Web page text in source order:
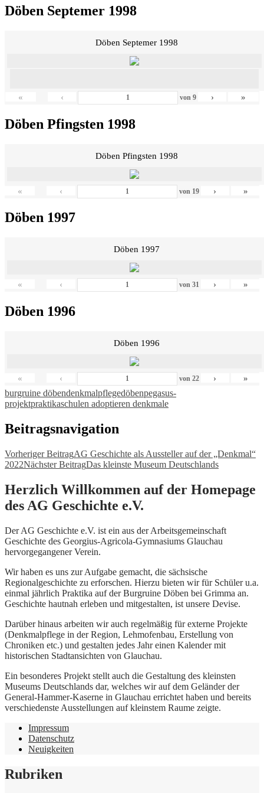
Döben Septemer 1998
Döben Septemer 1998
« ‹ von9 › »
Döben Pfingsten 1998
Döben Pfingsten 1998
« ‹ von 19 › »
Döben 1997
Döben 1997
« ‹ von 31 › »
Döben 1996
Döben 1996
« ‹ von 22 › »
burgruine döbendenkmalpflegedöbenpegasus-
projektpraktikaschulen adoptieren denkmale
Beitragsnavigation
Vorheriger BeitragAG Geschichte als Aussteller auf der „Denkmal“
2022Nächster BeitragDas kleinste Museum Deutschlands
Herzlich Willkommen auf der Homepage
des AG Geschichte e.V.
Der AG Geschichte e.V. ist ein aus der Arbeitsgemeinschaft
Geschichte des Georgius-Agricola-Gymnasiums Glauchau
hervorgegangener Verein.
Wir haben es uns zur Aufgabe gemacht, die sächsische
Regionalgeschichte zu erforschen. Hierzu bieten wir für Schüler u.a.
einmal jährlich Praktika auf der Burgruine Döben bei Grimma an.
Geschichte hautnah erleben und mitgestalten, ist unsere Devise.
Darüber hinaus arbeiten wir auch regelmäßig für externe Projekte
(Denkmalpflege in der Region, Lehmofenbau, Erstellung von
Chroniken etc.) und gestalten jedes Jahr einen Kalender mit
historischen Stadtansichten von Glauchau.
Ein besonderes Projekt stellt auch die Gestaltung des kleinsten
Museums Deutschlands dar, welches wir auf dem Geländer der
General-Hammer-Kaserne in Glauchau errichtet haben und bereits
verschiedenste Ausstellungen auf kleinstem Raume zeigte.
Impressum
Datenschutz
Neuigkeiten
Rubriken